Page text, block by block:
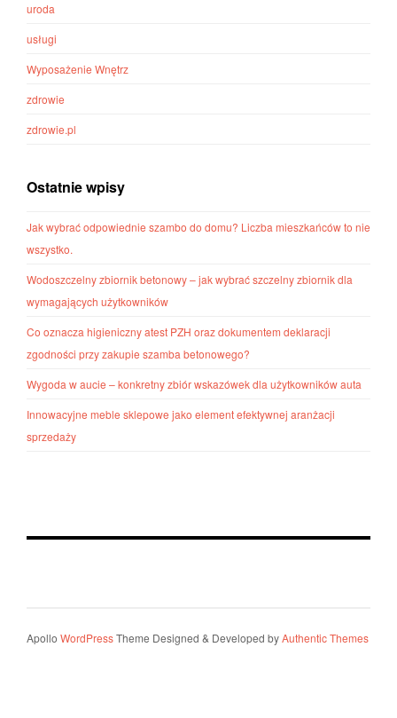
uroda
usługi
Wyposażenie Wnętrz
zdrowie
zdrowie.pl
Ostatnie wpisy
Jak wybrać odpowiednie szambo do domu? Liczba mieszkańców to nie
wszystko.
Wodoszczelny zbiornik betonowy – jak wybrać szczelny zbiornik dla
wymagających użytkowników
Co oznacza higieniczny atest PZH oraz dokumentem deklaracji
zgodności przy zakupie szamba betonowego?
Wygoda w aucie – konkretny zbiór wskazówek dla użytkowników auta
Innowacyjne meble sklepowe jako element efektywnej aranżacji
sprzedaży
Apollo WordPressTheme Designed & Developed byAuthentic Themes